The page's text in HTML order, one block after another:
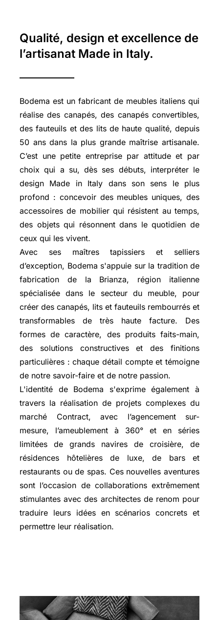
Qualité, design et excellence de
l’artisanat Made in Italy.
Bodema est un fabricant de meubles italiens qui
réalise des canapés, des canapés convertibles,
des fauteuils et des lits de haute qualité, depuis
50 ans dans la plus grande maîtrise artisanale.
C’est une petite entreprise par attitude et par
choix qui a su, dès ses débuts, interpréter le
design Made in Italy dans son sens le plus
profond : concevoir des meubles uniques, des
accessoires de mobilier qui résistent au temps,
des objets qui résonnent dans le quotidien de
ceux qui les vivent.
Avec ses maîtres tapissiers et selliers
d’exception, Bodema s'appuie sur la tradition de
fabrication de la Brianza, région italienne
spécialisée dans le secteur du meuble, pour
créer des canapés, lits et fauteuils rembourrés et
transformables de très haute facture. Des
formes de caractère, des produits faits-main,
des solutions constructives et des finitions
particulières : chaque détail compte et témoigne
de notre savoir-faire et de notre passion.
L'identité de Bodema s'exprime également à
travers la réalisation de projets complexes du
marché Contract, avec l’agencement sur-
mesure, l’ameublement à 360° et en séries
limitées de grands navires de croisière, de
résidences hôtelières de luxe, de bars et
restaurants ou de spas. Ces nouvelles aventures
sont l’occasion de collaborations extrêmement
stimulantes avec des architectes de renom pour
traduire leurs idées en scénarios concrets et
permettre leur réalisation.